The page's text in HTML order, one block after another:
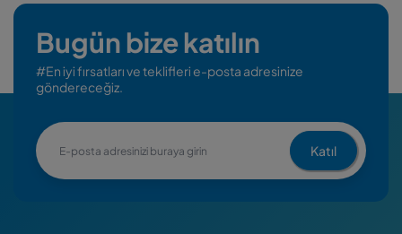
Bugün bize katılın
#En iyi fırsatları ve teklifleri e-posta adresinize
göndereceğiz.
Katıl